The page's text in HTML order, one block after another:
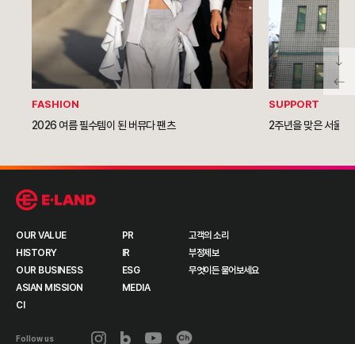
FASHION
2026 여름 필수템이 된 버뮤다 팬츠
SUPPORT
2주년을 맞은 서울역
OUR VALUE
HISTORY
OUR BUSINESS
ASIAN MISSION
CI
PR
IR
ESG
MEDIA
고객의 소리
부정제보
무엇이든 물어보세요
Follow us